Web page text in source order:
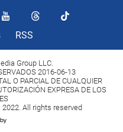
RSS
Group LLC.
2016-06-13
O PARCIAL DE CUALQUIER
EXPRESA DE LOS
All rights reserved